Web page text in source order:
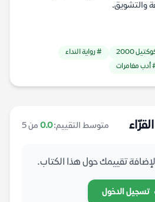
والتشويق.
2000
# رواية النداء
أدب مغامرات
متوسط التقييم:0.0 من 5
تقييمك حول هذا الكتاب.
تسجيل الدخول